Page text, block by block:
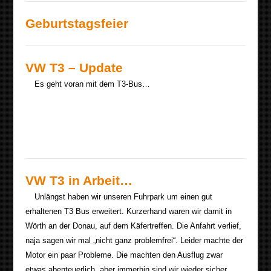
Geburtstagsfeier
VW T3 – Update
Es geht voran mit dem T3-Bus…
VW T3 in Arbeit…
Unlängst haben wir unseren Fuhrpark um einen gut
erhaltenen T3 Bus erweitert. Kurzerhand waren wir damit in
Wörth an der Donau, auf dem Käfertreffen. Die Anfahrt verlief,
naja sagen wir mal „nicht ganz problemfrei“. Leider machte der
Motor ein paar Probleme. Die machten den Ausflug zwar